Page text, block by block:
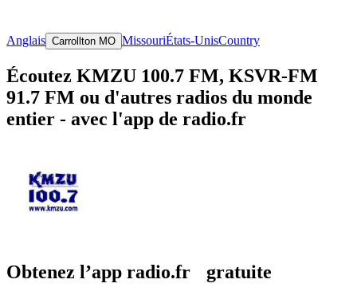
Anglais Carrollton MO MissouriÉtats-UnisCountry
Écoutez KMZU 100.7 FM, KSVR-FM
91.7 FM ou d'autres radios du monde
entier - avec l'app de radio.fr
Obtenez l’app radio.fr gratuite